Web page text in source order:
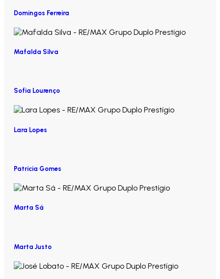
Domingos Ferreira
Mafalda Silva
Sofia Lourenço
Lara Lopes
Patrícia Gomes
Marta Sá
Marta Justo